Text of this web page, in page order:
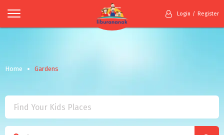
Login Register
Home Gardens